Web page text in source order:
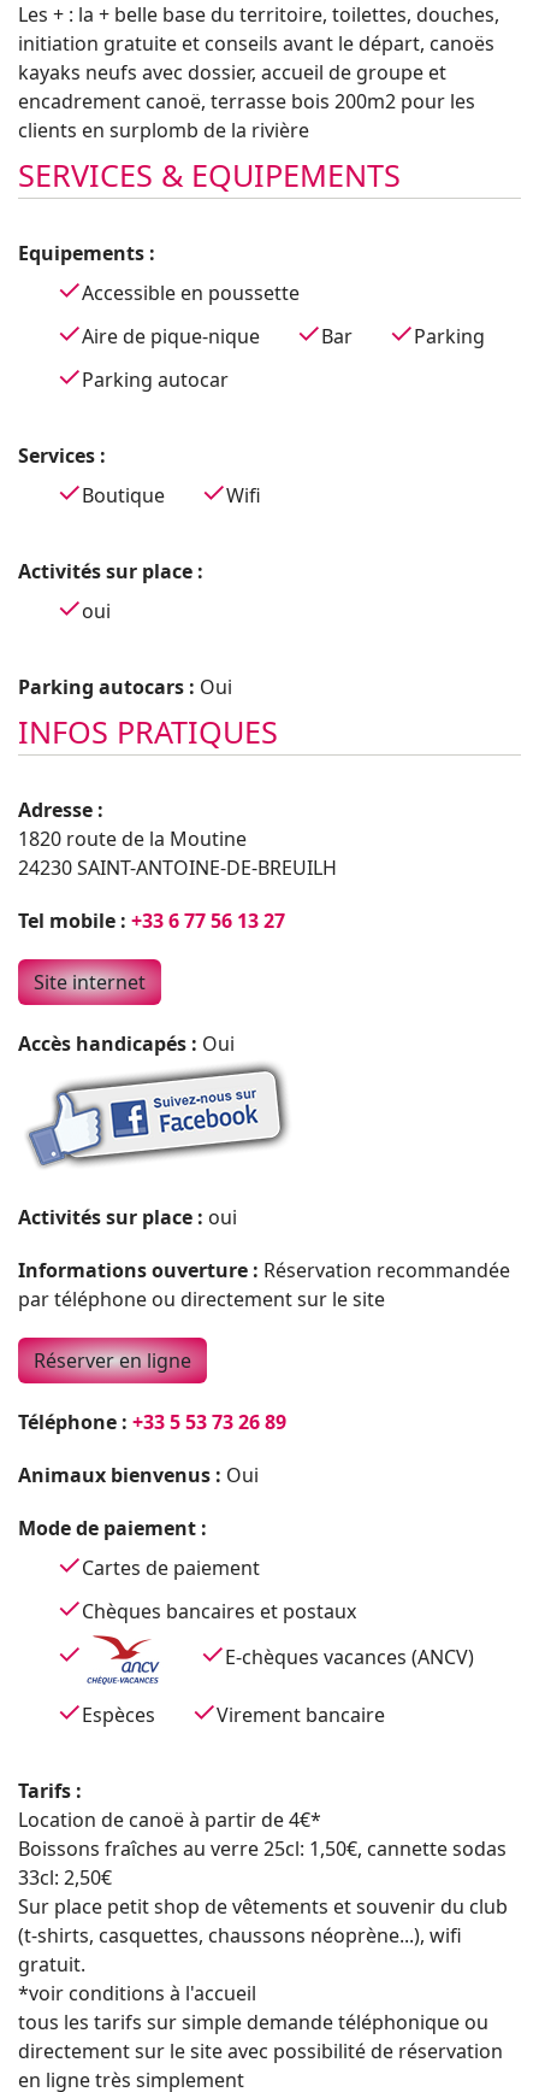
Les + : la + belle base du territoire, toilettes, douches,
initiation gratuite et conseils avant le départ, canoës
kayaks neufs avec dossier, accueil de groupe et
encadrement canoë, terrasse bois 200m2 pour les
clients en surplomb de la rivière
SERVICES & EQUIPEMENTS
Equipements :
Accessible en poussette
Aire de pique-nique
Bar
Parking
Parking autocar
Services :
Boutique
Wifi
Activités sur place :
oui
Parking autocars : Oui
INFOS PRATIQUES
Adresse :
1820 route de la Moutine
24230 SAINT-ANTOINE-DE-BREUILH
Tel mobile : +33 6 77 56 13 27
Site internet
Accès handicapés : Oui
Activités sur place : oui
Informations ouverture : Réservation recommandée
par téléphone ou directement sur le site
Réserver en ligne
Téléphone : +33 5 53 73 26 89
Animaux bienvenus : Oui
Mode de paiement :
Cartes de paiement
Chèques bancaires et postaux
E-chèques vacances (ANCV)
Espèces Virement bancaire
Tarifs :
Location de canoë à partir de 4€*
Boissons fraîches au verre 25cl: 1,50€, cannette sodas
33cl: 2,50€
Sur place petit shop de vêtements et souvenir du club
(t-shirts, casquettes, chaussons néoprène...), wifi
gratuit.
*voir conditions à l'accueil
tous les tarifs sur simple demande téléphonique ou
directement sur le site avec possibilité de réservation
en ligne très simplement